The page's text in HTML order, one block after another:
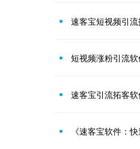
速客宝短视频引
短视频涨粉引流
速客宝引流拓客
《速客宝软件：